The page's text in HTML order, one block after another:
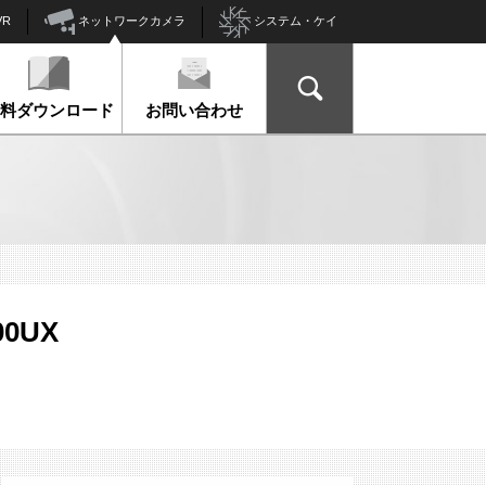
ネットワークカメラ システム・ケイ
ダウンロード お問い合わせ